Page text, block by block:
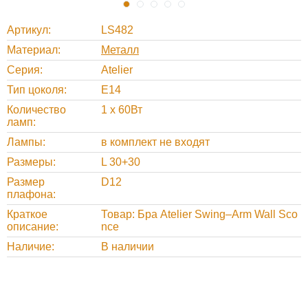
Артикул
LS482
Материал
Металл
Серия
Atelier
Тип цоколя
E14
Количество
ламп
1 x 60Вт
Лампы
в комплект не входят
Размеры
L 30+30
Размер
плафона
D12
Краткое
описание
Товар: Бра Atelier Swing–Arm Wall Sco
nce
Наличие
В наличии